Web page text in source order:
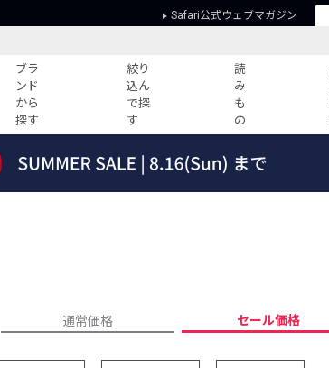
Safari公式ウェブマガジン
ブラ
ンド
から
探す
絞り
込ん
で探
す
読
み
も
の
べての記事
人気記事ランキング
プライバシーポリシー
通常価格 セール価格